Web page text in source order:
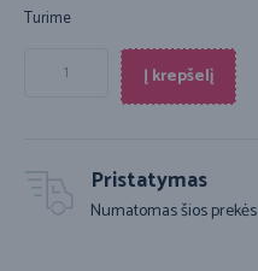
Turime
Į krepšelį
Pristatymas
Numatomas šios